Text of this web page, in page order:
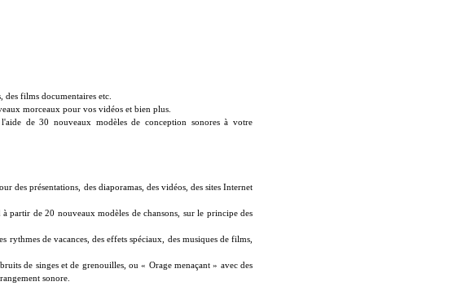
films documentaires etc.
morceaux pour vos vidéos et bien plus.
de 30 nouveaux modèles de conception sonores à votre
des présentations, des diaporamas, des vidéos, des sites Internet
partir de 20 nouveaux modèles de chansons, sur le principe des
rythmes de vacances, des effets spéciaux, des musiques de films,
de singes et de grenouilles, ou « Orage menaçant » avec des
sonore.